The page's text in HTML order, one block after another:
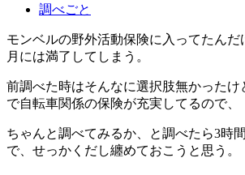
調べごと
モンベルの野外活動保険に入ってたんだ
月には満了してしまう。
前調べた時はそんなに選択肢無かったけ
で自転車関係の保険が充実してるので、
ちゃんと調べてみるか、と調べたら3時
で、せっかくだし纏めておこうと思う。